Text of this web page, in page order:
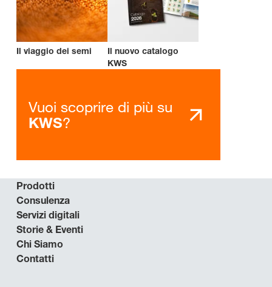
Il viaggio dei semi
Il nuovo catalogo
KWS
Vuoi scoprire di più su
KWS?
Prodotti
Consulenza
Servizi digitali
Storie & Eventi
Chi Siamo
Contatti